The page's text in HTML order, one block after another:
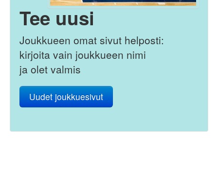
Tee uusi
Joukkueen omat sivut helposti:
kirjoita vain joukkueen nimi
ja olet valmis
Uudet joukkuesivut